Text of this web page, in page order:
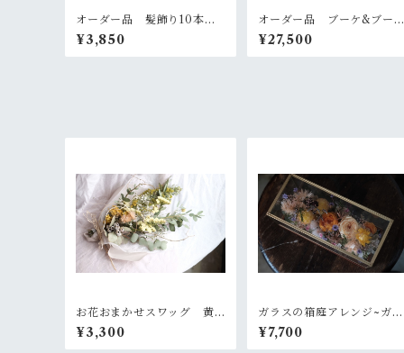
オーダー品 髪飾り10本セ
ット
¥3,850
オーダー品 ブーケ&ブー
ニアとヘッドパーツセット
¥27,500
お花おまかせスワッグ 黄
色×グリーン系
¥3,300
ガラスの箱庭アレンジ~ガー
デンオレンジ
¥7,700